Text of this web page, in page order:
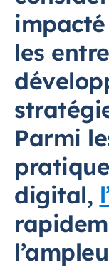
les
Parmi
digital,